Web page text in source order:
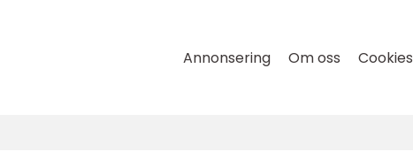
Annonsering Om oss Cookies